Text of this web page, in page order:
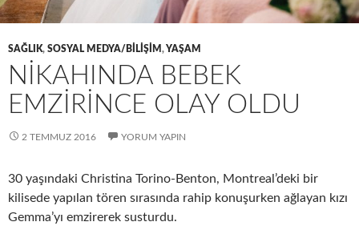
SAĞLIK, SOSYAL MEDYA/BILIŞIM ,YAŞAM
NIKAHINDA BEBEK
EMZIRINCE OLAY OLDU
2 TEMMUZ 2016 YORUM YAPIN
30 yaşındaki Christina Torino-Benton, Montreal’deki bir
kilisede yapılan tören sırasında rahip konuşurken ağlayan kızı
Gemma’yı emzirerek susturdu.